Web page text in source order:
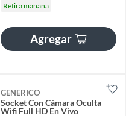
Retira mañana
Agregar
GENERICO
Socket Con Cámara Oculta
Wifi Full HD En Vivo